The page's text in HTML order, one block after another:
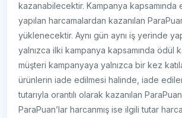
kazanabilecektir. Kampanya kapsamında
yapılan harcamalardan kazanılan
yüklenecektir. Aynı gün aynı iş yerinde
yalnızca ilki kampanya kapsamında ödül
müşteri kampanyaya yalnızca bir kez
ürünlerin iade edilmesi halinde, iade
tutarıyla orantılı olarak kazanılan
ParaPuan’lar harcanmış ise ilgili tutar